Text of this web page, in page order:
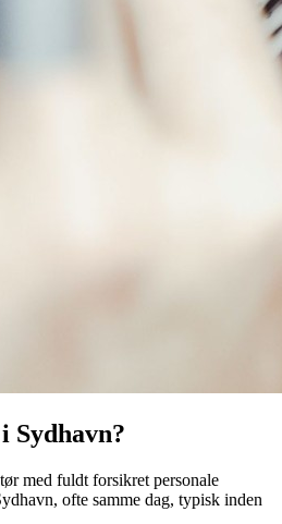
Sydhavn?
med fuldt forsikret personale
ofte samme dag, typisk inden